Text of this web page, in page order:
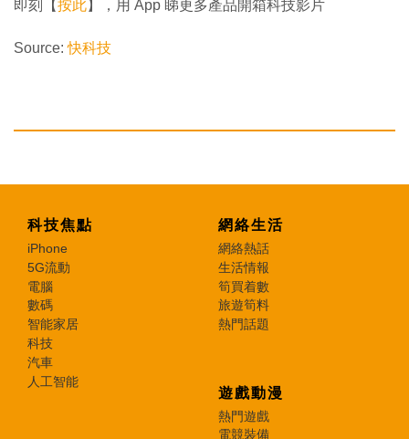
即刻【按此】，用 App 睇更多產品開箱科技影片
Source:快科技
科技焦點
iPhone
5G流動
電腦
數碼
智能家居
科技
汽車
人工智能
網絡生活
網絡熱話
生活情報
筍買着數
旅遊筍料
熱門話題
遊戲動漫
熱門遊戲
電競裝備